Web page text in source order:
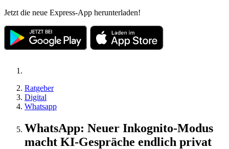
Jetzt die neue Express-App herunterladen!
Ratgeber
Digital
Whatsapp
WhatsApp: Neuer Inkognito-Modus
macht KI-Gespräche endlich privat